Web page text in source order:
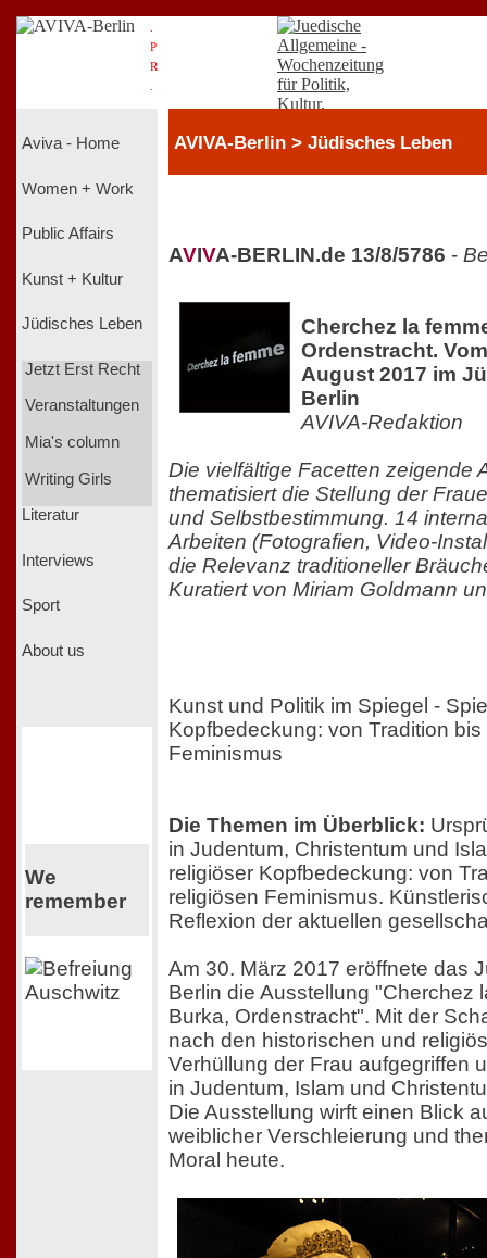
P
R
Aviva - Home
Women + Work
Public Affairs
Kunst + Kultur
Jüdisches Leben
Jetzt Erst Recht
Veranstaltungen
Mia's column
Writing Girls
Literatur
Interviews
Sport
About us
We
remember
AVIVA-Berlin > Jüdisches Leben
AVIVA-BERLIN.de 13/8/5786 -
Cherchez la
Ordenstracht.
August 2017 im
Berlin
AVIVA-Redaktion
Die vielfältige Facetten zeigende
thematisiert die Stellung der
und Selbstbestimmung. 14
Arbeiten (Fotografien, Video-
die Relevanz traditioneller
Kuratiert von Miriam Goldmann
Kunst und Politik im Spiegel -
Kopfbedeckung: von Tradition
Feminismus
Die Themen im Überblick:
in Judentum, Christentum und
religiöser Kopfbedeckung: von
religiösen Feminismus.
Reflexion der aktuellen
Am 30. März 2017 eröffnete das
Berlin die Ausstellung "Cherchez
Burka, Ordenstracht". Mit der
nach den historischen und
Verhüllung der Frau aufgegriffen
in Judentum, Islam und
Die Ausstellung wirft einen Blick
weiblicher Verschleierung und
Moral heute.